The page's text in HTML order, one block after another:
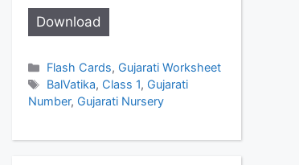
Download
Categories
Flash Cards, Gujarati Worksheet
Tags
BalVatika, Class 1, Gujarati
Number, Gujarati Nursery